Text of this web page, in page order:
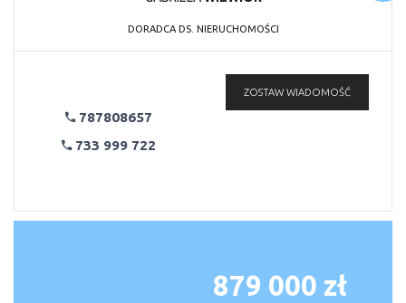
DORADCA DS. NIERUCHOMOŚCI
787808657
733 999 722
ZOSTAW WIADOMOŚĆ
879 000 zł